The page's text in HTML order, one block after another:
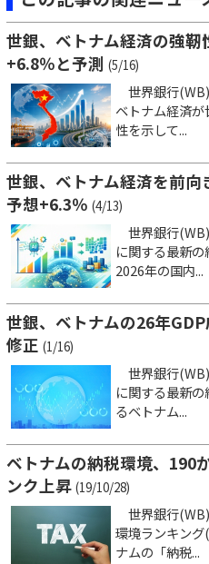
世銀、ベトナム経済の強
+6.8％と予測 (5/16)
世界銀行(WB)
ベトナム経済
性を示して...
世銀、ベトナム経済を前
予想+6.3％ (4/13)
世界銀行
に関する最新
2026年の国内...
世銀、ベトナムの26年
修正 (1/16)
世界銀行
に関する最新
るベトナム...
ベトナムの納税環境、190
ンク上昇 (19/10/28)
世界銀行
環境ランキン
ナムの「納税...